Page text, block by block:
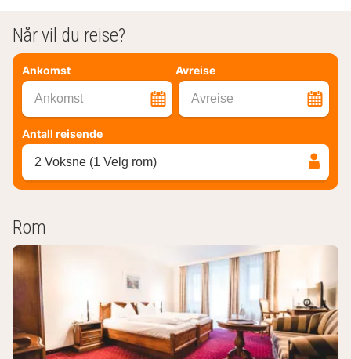
Når vil du reise?
Ankomst Avreise
Ankomst Avreise
Antall reisende
2 Voksne (1 Velg rom)
Rom